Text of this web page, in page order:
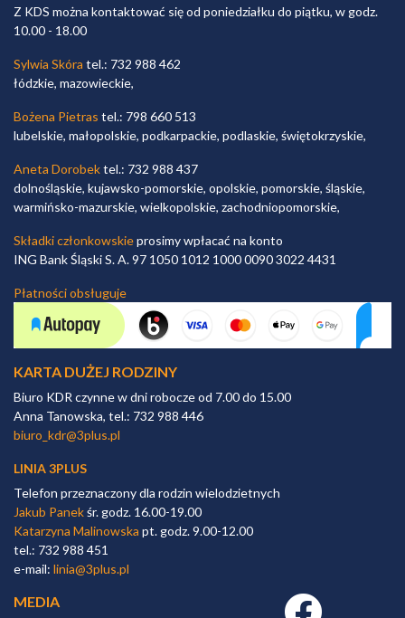
Z KDS można kontaktować się od poniedziałku do piątku, w godz.
10.00 - 18.00
Sylwia Skóra tel.: 732 988 462
łódzkie, mazowieckie,
Bożena Pietras tel.: 798 660 513
lubelskie, małopolskie, podkarpackie, podlaskie, świętokrzyskie,
Aneta Dorobektel.: 732 988 437
dolnośląskie, kujawsko-pomorskie, opolskie, pomorskie, śląskie,
warmińsko-mazurskie, wielkopolskie, zachodniopomorskie,
Składki członkowskieprosimy wpłacać na konto
ING Bank Śląski S. A. 97 1050 1012 1000 0090 3022 4431
Płatności obsługuje
KARTA DUŻEJ RODZINY
Biuro KDR czynne w dni robocze od 7.00 do 15.00
Anna Tanowska, tel.: 732 988 446
biuro_kdr@3plus.pl
LINIA 3PLUS
Telefon przeznaczony dla rodzin wielodzietnych
Jakub Panekśr. godz. 16.00-19.00
Katarzyna Malinowska pt. godz. 9.00-12.00
tel.: 732 988 451
e-mail: linia@3plus.pl
MEDIA Facebook link